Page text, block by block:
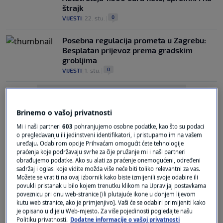
štrajk
VIJESTI 22. stu. 0
Posebna regulacija prometa u Zagrebu:
Besplatan prijevoz prema gradskim
grobljima
VIJESTI 1. stu. 0
Oglas
U ovom gradu besplatan javni prijevoz na
Brinemo o vašoj privatnosti
Mi i naši partneri603 pohranjujemo osobne podatke, kao što su podaci
o pregledavanju ili jedinstveni identifikatori, i pristupamo im na vašem
uređaju. Odabirom opcije Prihvaćam omogućit ćete tehnologije
praćenja koje podržavaju svrhe za čije pružanje mi i naši partneri
obrađujemo podatke. Ako su alati za praćenje onemogućeni, određeni
sadržaj i oglasi koje vidite možda više neće biti toliko relevantni za vas.
Možete se vratiti na ovaj izbornik kako biste izmijenili svoje odabire ili
povukli pristanak u bilo kojem trenutku klikom na Upravljaj postavkama
poveznicu pri dnu web-stranice [ili plutajuće ikone u donjem lijevom
kutu web stranice, ako je primjenjivo]. Vaši će se odabiri primijeniti kako
je opisano u dijelu Web-mjesto. Za više pojedinosti pogledajte našu
Politiku privatnosti. Dodatne informacije o vašoj privatnosti